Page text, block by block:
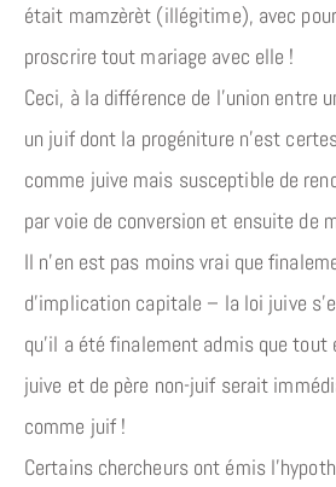
était mamzèrèt (illégitime), avec
proscrire tout mariage avec elle !
Ceci, à la différence de l’union entre
un juif dont la progéniture n’est
comme juive mais susceptible de
par voie de conversion et ensuite de
Il n’en est pas moins vrai que
d’implication capitale – la loi juive
qu’il a été finalement admis que tout
juive et de père non-juif serait
comme juif !
Certains chercheurs ont émis